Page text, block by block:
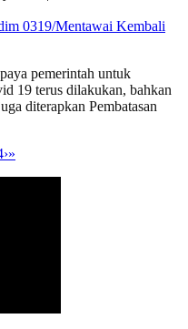
pemerintah untuk
19 terus dilakukan, bahkan
diterapkan Pembatasan
›»